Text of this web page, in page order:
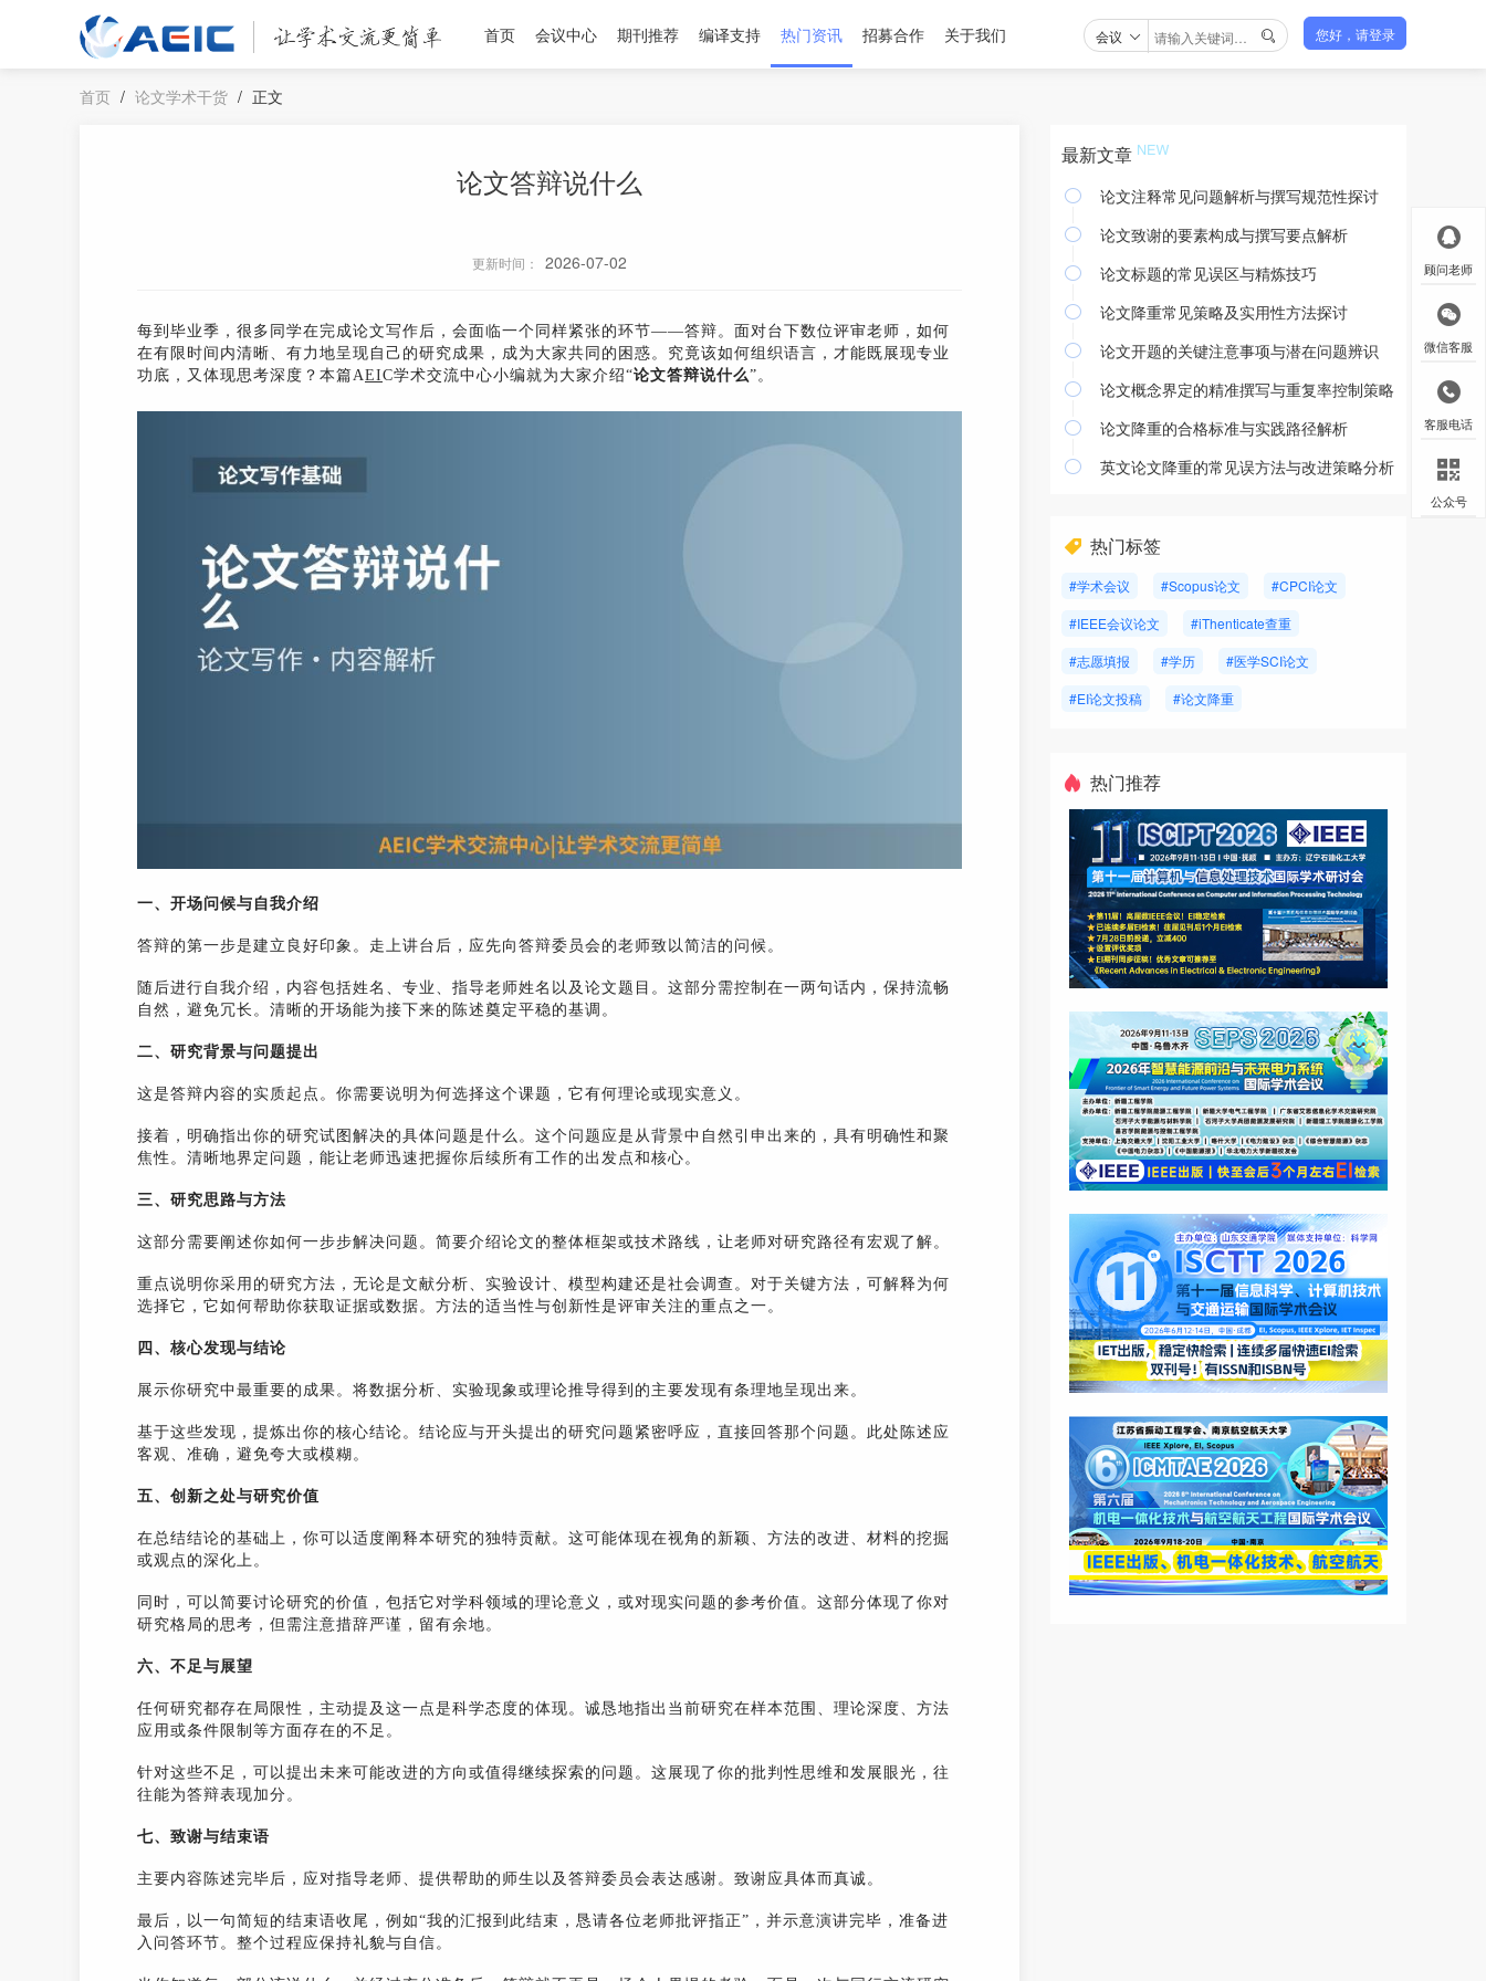
首页 会议中心 期刊推荐 编译支持 热门资讯 招募合作 关于我们 会议  您好，请登录
首页 / 论文学术干货 / 正文
论文答辩说什么
更新时间： 2026-07-02
每到毕业季，很多同学在完成论文写作后，会面临一个同样紧张的环节——答辩。面对台下数位评审老师，如何
在有限时间内清晰、有力地呈现自己的研究成果，成为大家共同的困惑。究竟该如何组织语言，才能既展现专业
功底，又体现思考深度？本篇AEIC学术交流中心小编就为大家介绍“论文答辩说什么”。
一、开场问候与自我介绍
答辩的第一步是建立良好印象。走上讲台后，应先向答辩委员会的老师致以简洁的问候。
随后进行自我介绍，内容包括姓名、专业、指导老师姓名以及论文题目。这部分需控制在一两句话内，保持流畅
自然，避免冗长。清晰的开场能为接下来的陈述奠定平稳的基调。
二、研究背景与问题提出
这是答辩内容的实质起点。你需要说明为何选择这个课题，它有何理论或现实意义。
接着，明确指出你的研究试图解决的具体问题是什么。这个问题应是从背景中自然引申出来的，具有明确性和聚
焦性。清晰地界定问题，能让老师迅速把握你后续所有工作的出发点和核心。
三、研究思路与方法
这部分需要阐述你如何一步步解决问题。简要介绍论文的整体框架或技术路线，让老师对研究路径有宏观了解。
重点说明你采用的研究方法，无论是文献分析、实验设计、模型构建还是社会调查。对于关键方法，可解释为何
选择它，它如何帮助你获取证据或数据。方法的适当性与创新性是评审关注的重点之一。
四、核心发现与结论
展示你研究中最重要的成果。将数据分析、实验现象或理论推导得到的主要发现有条理地呈现出来。
基于这些发现，提炼出你的核心结论。结论应与开头提出的研究问题紧密呼应，直接回答那个问题。此处陈述应
客观、准确，避免夸大或模糊。
五、创新之处与研究价值
在总结结论的基础上，你可以适度阐释本研究的独特贡献。这可能体现在视角的新颖、方法的改进、材料的挖掘
或观点的深化上。
同时，可以简要讨论研究的价值，包括它对学科领域的理论意义，或对现实问题的参考价值。这部分体现了你对
研究格局的思考，但需注意措辞严谨，留有余地。
六、不足与展望
任何研究都存在局限性，主动提及这一点是科学态度的体现。诚恳地指出当前研究在样本范围、理论深度、方法
应用或条件限制等方面存在的不足。
针对这些不足，可以提出未来可能改进的方向或值得继续探索的问题。这展现了你的批判性思维和发展眼光，往
往能为答辩表现加分。
七、致谢与结束语
主要内容陈述完毕后，应对指导老师、提供帮助的师生以及答辩委员会表达感谢。致谢应具体而真诚。
最后，以一句简短的结束语收尾，例如“我的汇报到此结束，恳请各位老师批评指正”，并示意演讲完毕，准备进
入问答环节。整个过程应保持礼貌与自信。
最新文章
 论文注释常见问题解析与撰写规范性探讨
 论文致谢的要素构成与撰写要点解析
 论文标题的常见误区与精炼技巧
 论文降重常见策略及实用性方法探讨
 论文开题的关键注意事项与潜在问题辨识
 论文概念界定的精准撰写与重复率控制策略
 论文降重的合格标准与实践路径解析
 英文论文降重的常见误方法与改进策略分析
热门标签
#学术会议 #Scopus论文
#CPCI论文
#IEEE会议论文
#iThenticate查重
#志愿填报
#学历
#医学SCI论文
#EI论文投稿
#论文降重
热门推荐
顾问老师
微信客服
客服电话
公众号